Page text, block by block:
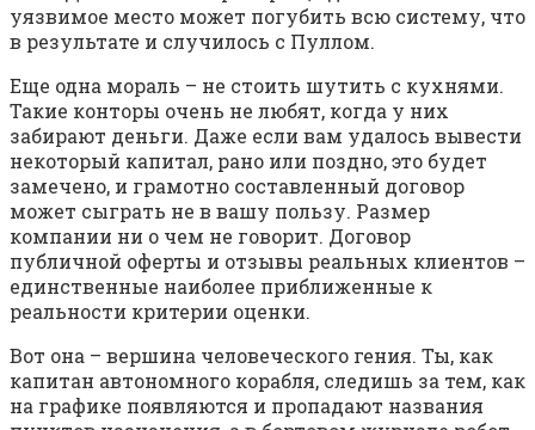
уязвимое место может погубить всю систему, что
в результате и случилось с Пуллом.
Еще одна мораль – не стоить шутить с кухнями.
Такие конторы очень не любят, когда у них
забирают деньги. Даже если вам удалось вывести
некоторый капитал, рано или поздно, это будет
замечено, и грамотно составленный договор
может сыграть не в вашу пользу. Размер
компании ни о чем не говорит. Договор
публичной оферты и отзывы реальных клиентов –
единственные наиболее приближенные к
реальности критерии оценки.
Вот она – вершина человеческого гения. Ты, как
капитан автономного корабля, следишь за тем, как
на графике появляются и пропадают названия